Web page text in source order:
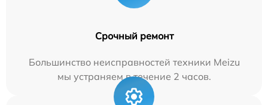
Срочный ремонт
Большинство неисправностей техники Meizu
мы устраняем в течение 2 часов.